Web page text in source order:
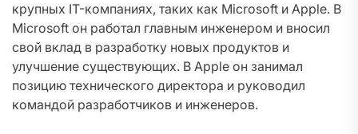
крупных IT-компаниях, таких как Microsoft и Apple. В
Microsoft он работал главным инженером и вносил
свой вклад в разработку новых продуктов и
улучшение существующих. В Apple он занимал
позицию технического директора и руководил
командой разработчиков и инженеров.